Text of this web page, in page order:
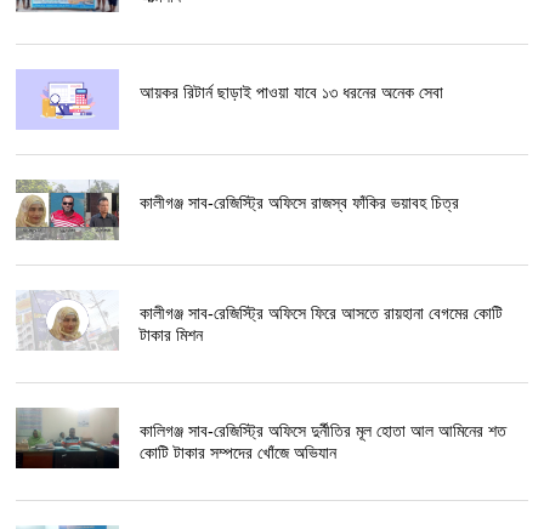
আয়কর রিটার্ন ছাড়াই পাওয়া যাবে ১৩ ধরনের অনেক সেবা
কালীগঞ্জ সাব-রেজিস্ট্রি অফিসে রাজস্ব ফাঁকির ভয়াবহ চিত্র
কালীগঞ্জ সাব-রেজিস্ট্রি অফিসে ফিরে আসতে রায়হানা বেগমের কোটি
টাকার মিশন
কালিগঞ্জ সাব-রেজিস্ট্রি অফিসে দুর্নীতির মূল হোতা আল আমিনের শত
কোটি টাকার সম্পদের খোঁজে অভিযান